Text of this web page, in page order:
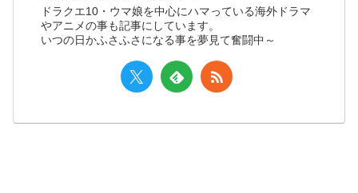
ドラクエ10・ウマ娘を中心にハマっている海外ドラマ
やアニメの事も記事にしています。
いつの日かふさふさになる事を夢見て奮闘中～